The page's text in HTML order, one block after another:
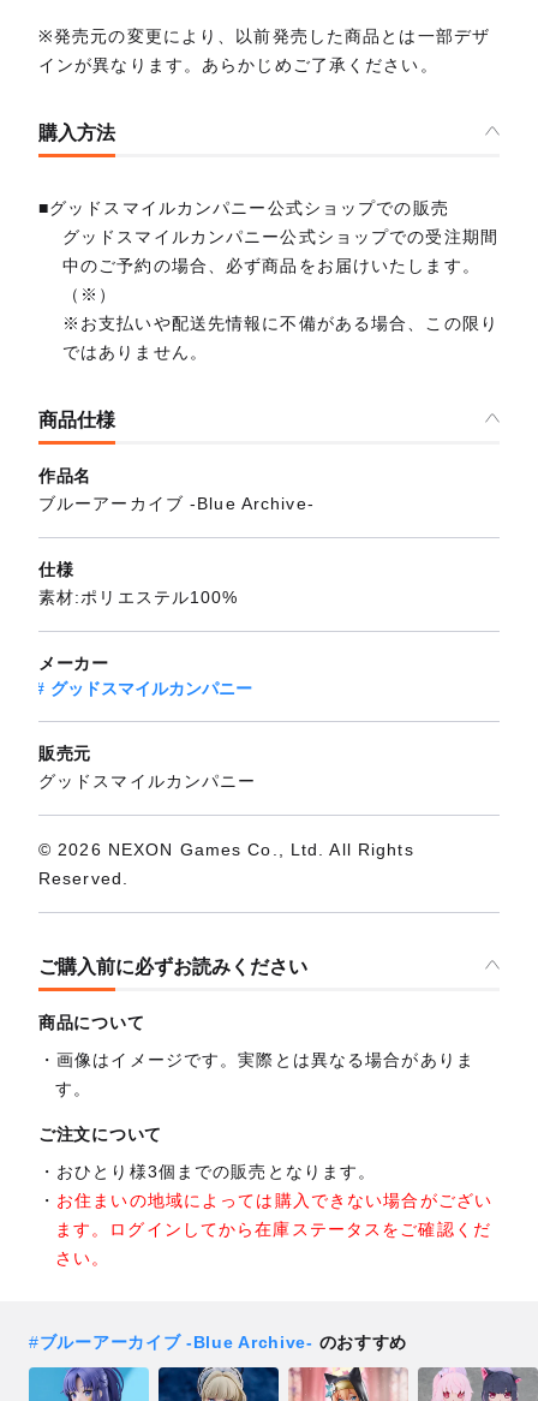
※発売元の変更により、以前発売した商品とは一部デザ
インが異なります。あらかじめご了承ください。
購入方法
■グッドスマイルカンパニー公式ショップでの販売
グッドスマイルカンパニー公式ショップでの受注期間
中のご予約の場合、必ず商品をお届けいたします。
（※）
※お支払いや配送先情報に不備がある場合、この限り
ではありません。
商品仕様
作品名
ブルーアーカイブ -Blue Archive-
仕様
素材:ポリエステル100%
メーカー
グッドスマイルカンパニー
販売元
グッドスマイルカンパニー
© 2026 NEXON Games Co., Ltd. All Rights
Reserved.
ご購入前に必ずお読みください
商品について
画像はイメージです。実際とは異なる場合がありま
す。
ご注文について
おひとり様3個までの販売となります。
お住まいの地域によっては購入できない場合がござい
ます。ログインしてから在庫ステータスをご確認くだ
さい。
#ブルーアーカイブ -Blue Archive- のおすすめ